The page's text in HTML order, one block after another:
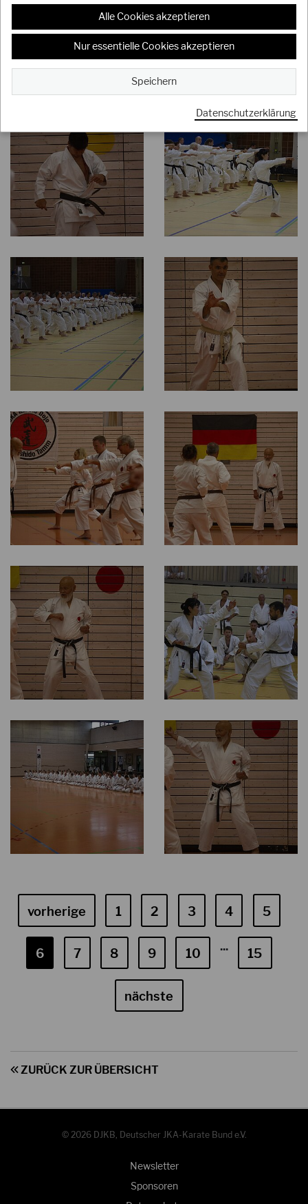
Alle Cookies akzeptieren
Nur essentielle Cookies akzeptieren
Speichern
Datenschutzerklärung
vorherige 1 2 3 4 5
6 7 8 9 10
...
15
nächste
ZURÜCK ZUR ÜBERSICHT
© 2026 DJKB, Deutscher JKA-Karate Bund e.V.
Newsletter
Sponsoren